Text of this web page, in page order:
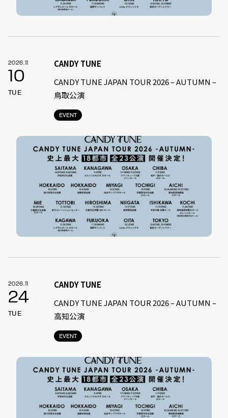
2026.11
10
TUE
EVENT
CANDY TUNE
CANDY TUNE JAPAN TOUR 2026 – AUTUMN –
鳥取公演
2026.11
24
TUE
EVENT
CANDY TUNE
CANDY TUNE JAPAN TOUR 2026 – AUTUMN –
高知公演